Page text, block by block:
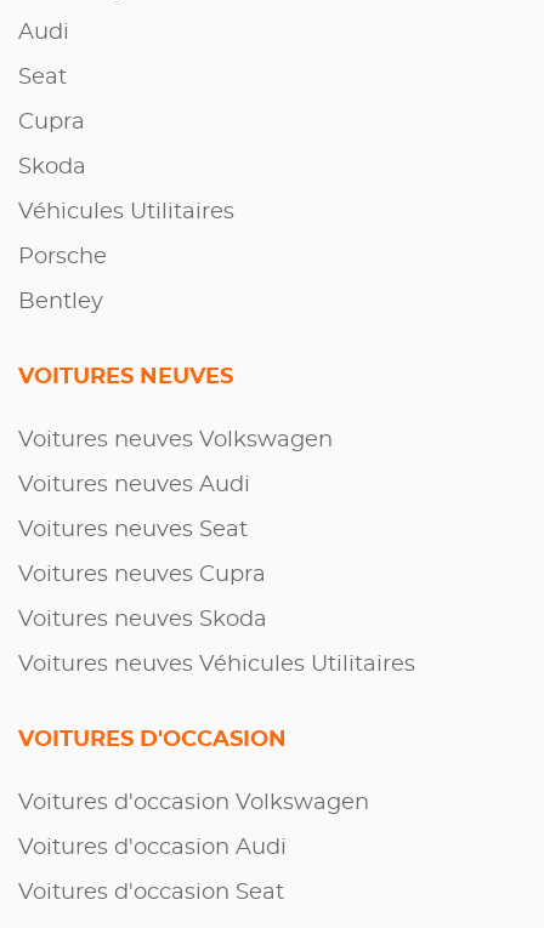
Audi
Seat
Cupra
Skoda
Véhicules Utilitaires
Porsche
Bentley
VOITURES NEUVES
Voitures neuves Volkswagen
Voitures neuves Audi
Voitures neuves Seat
Voitures neuves Cupra
Voitures neuves Skoda
Voitures neuves Véhicules Utilitaires
VOITURES D'OCCASION
Voitures d'occasion Volkswagen
Voitures d'occasion Audi
Voitures d'occasion Seat